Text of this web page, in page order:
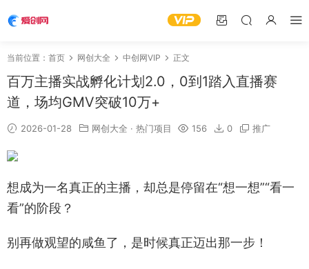
当前位置： 首页 网创大全 中创网VIP 正文
百万主播实战孵化计划2.0，0到1踏入直播赛
道，场均GMV突破10万+
2026-01-28 网创大全 · 热门项目 156 0 推广
想成为一名真正的主播，却总是停留在“想一想”“看一
看”的阶段？
别再做观望的咸鱼了，是时候真正迈出那一步！